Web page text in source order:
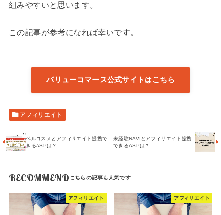
組みやすいと思います。
この記事が参考になれば幸いです。
バリューコマース公式サイトはこちら
アフィリエイト
ベルコスメとアフィリエイト提携で
きるASPは？
未経験NAVIとアフィリエイト提携
できるASPは？
RECOMMEND
アフィリエイト アフィリエイト